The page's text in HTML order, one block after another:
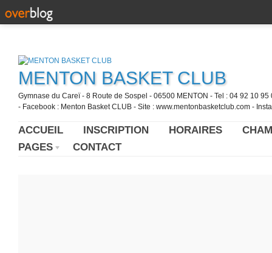
MENTON BASKET CLUB
Gymnase du Careï - 8 Route de Sospel - 06500 MENTON - Tel : 04 92 10
- Facebook : Menton Basket CLUB - Site : www.mentonbasketclub.com -
ACCUEIL INSCRIPTION HORAIRES
PAGES
CONTACT